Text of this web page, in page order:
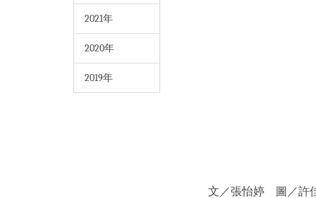
2021年
2020年
2019年
文／張怡婷 圖／許